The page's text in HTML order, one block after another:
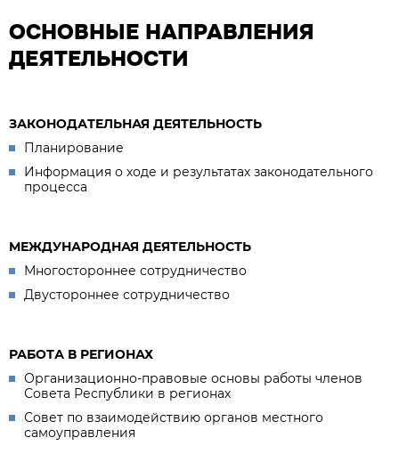
ОСНОВНЫЕ НАПРАВЛЕНИЯ
ДЕЯТЕЛЬНОСТИ
ЗАКОНОДАТЕЛЬНАЯ ДЕЯТЕЛЬНОСТЬ
Планирование
Информация о ходе и результатах законодательного
процесса
МЕЖДУНАРОДНАЯ ДЕЯТЕЛЬНОСТЬ
Многостороннее сотрудничество
Двустороннее сотрудничество
РАБОТА В РЕГИОНАХ
Организационно-правовые основы работы членов
Совета Республики в регионах
Совет по взаимодействию органов местного
самоуправления